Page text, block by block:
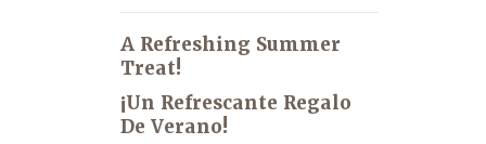
A Refreshing Summer
Treat!
¡Un Refrescante Regalo
De Verano!